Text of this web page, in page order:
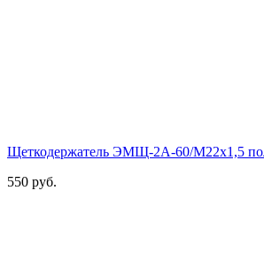
Щеткодержатель ЭМЩ-2А-60/М22х1,5
550 руб.